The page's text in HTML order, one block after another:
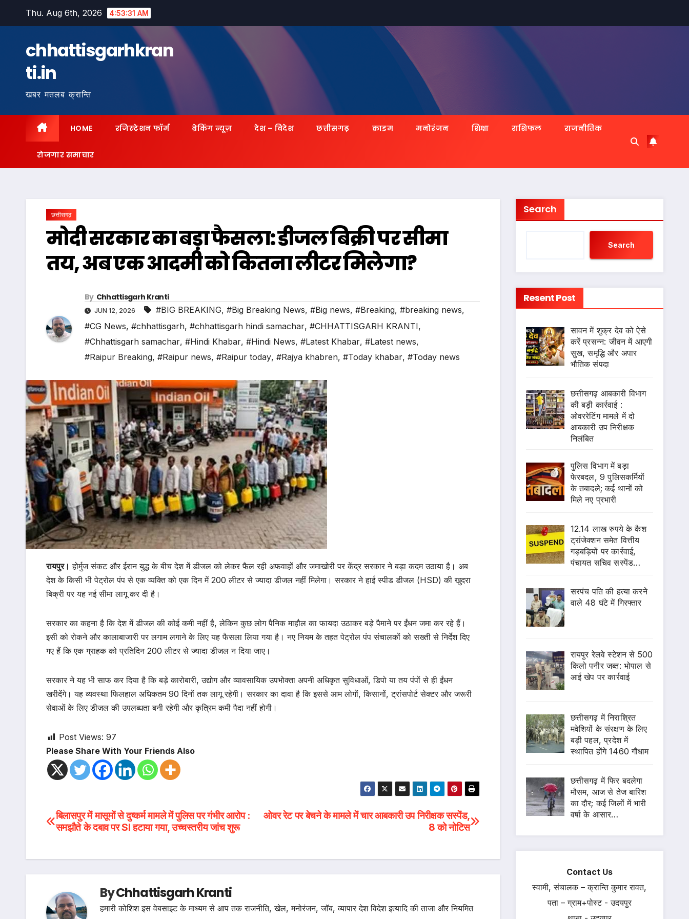
Thu. Aug 6th, 2026 4:53:32 AM
chhattisgarhkran
ti.in
खबर मतलब क्रान्ति
HOME रजिस्ट्रेशन फॉर्म ब्रेकिंग न्यूज़ देश – विदेश छत्तीसगढ़ क्राइम मनोरंजन शिक्षा राशिफल राजनीतिक
रोजगार समाचार
छत्तीसगढ़
मोदी सरकार का बड़ा फैसला: डीजल बिक्री पर सीमा
तय, अब एक आदमी को कितना लीटर मिलेगा?
By Chhattisgarh Kranti
JUN 12, 2026 #BIG BREAKING, #Big Breaking News, #Big news, #Breaking, #breaking news,
#CG News, #chhattisgarh, #chhattisgarh hindi samachar, #CHHATTISGARH KRANTI,
#Chhattisgarh samachar, #Hindi Khabar, #Hindi News, #Latest Khabar, #Latest news,
#Raipur Breaking, #Raipur news, #Raipur today, #Rajya khabren, #Today khabar, #Today news
रायपुर। होर्मुज संकट और ईरान युद्ध के बीच देश में डीजल को लेकर फैल रही अफवाहों और जमाखोरी पर केंद्र सरकार ने बड़ा कदम उठाया है। अब
देश के किसी भी पेट्रोल पंप से एक व्यक्ति को एक दिन में 200 लीटर से ज्यादा डीजल नहीं मिलेगा। सरकार ने हाई स्पीड डीजल (HSD) की खुदरा
बिक्री पर यह नई सीमा लागू कर दी है।
सरकार का कहना है कि देश में डीजल की कोई कमी नहीं है, लेकिन कुछ लोग पैनिक माहौल का फायदा उठाकर बड़े पैमाने पर ईंधन जमा कर रहे हैं।
इसी को रोकने और कालाबाजारी पर लगाम लगाने के लिए यह फैसला लिया गया है। नए नियम के तहत पेट्रोल पंप संचालकों को सख्ती से निर्देश दिए
गए हैं कि एक ग्राहक को प्रतिदिन 200 लीटर से ज्यादा डीजल न दिया जाए।
सरकार ने यह भी साफ कर दिया है कि बड़े कारोबारी, उद्योग और व्यावसायिक उपभोक्ता अपनी अधिकृत सुविधाओं, डिपो या तय पंपों से ही ईंधन
खरीदेंगे। यह व्यवस्था फिलहाल अधिकतम 90 दिनों तक लागू रहेगी। सरकार का दावा है कि इससे आम लोगों, किसानों, ट्रांसपोर्ट सेक्टर और जरूरी
सेवाओं के लिए डीजल की उपलब्धता बनी रहेगी और कृत्रिम कमी पैदा नहीं होगी।
Post Views: 97
Please Share With Your Friends Also
Post
ओवर रेट पर बेचने के मामले में चार आबकारी उप निरीक्षक सस्पेंड,
8 को नोटिस
बिलासपुर में मासूमों से दुष्कर्म मामले में पुलिस पर गंभीर आरोप :
समझौते के दबाव पर SI हटाया गया, उच्चस्तरीय जांच शुरू
ByChhattisgarh Kranti
हमारी कोशिश इस वेबसाइट के माध्यम से आप तक राजनीति, खेल, मनोरंजन, जॉब, व्यापार देश विदेश इत्यादि की ताजा और नियमित
Search
Search
Resent Post
सावन में शुक्र देव को ऐसे
करें प्रसन्न: जीवन में आएगी
सुख, समृद्धि और अपार
भौतिक संपदा
छत्तीसगढ़ आबकारी विभाग
की बड़ी कार्रवाई :
ओवररेटिंग मामले में दो
आबकारी उप निरीक्षक
निलंबित
पुलिस विभाग में बड़ा
फेरबदल, 9 पुलिसकर्मियों
के तबादले; कई थानों को
मिले नए प्रभारी
12.14 लाख रुपये के कैश
ट्रांजेक्शन समेत वित्तीय
गड़बड़ियों पर कार्रवाई,
पंचायत सचिव सस्पेंड…
सरपंच पति की हत्या करने
वाले 48 घंटे में गिरफ्तार
रायपुर रेलवे स्टेशन से 500
किलो पनीर जब्त: भोपाल से
आई खेप पर कार्रवाई
छत्तीसगढ़ में निराश्रित
मवेशियों के संरक्षण के लिए
बड़ी पहल, प्रदेश में
स्थापित होंगे 1460 गौधाम
छत्तीसगढ़ में फिर बदलेगा
मौसम, आज से तेज बारिश
का दौर; कई जिलों में भारी
वर्षा के आसार…
Contact Us
स्वामी, संचालक – क्रान्ति कुमार रावत,
पता – ग्राम+पोस्ट - उदयपुर